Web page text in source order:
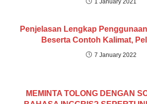
Penjelasan Lengkap
Beserta Contoh Kalimat,
7 January 2022
MEMINTA TOLONG DENGAN